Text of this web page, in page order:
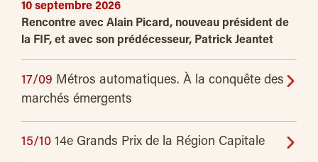
10 septembre 2026
Rencontre avec Alain Picard, nouveau président de
la FIF, et avec son prédécesseur, Patrick Jeantet
17/09 Métros automatiques. À la conquête des
marchés émergents
15/10 14e Grands Prix de la Région Capitale